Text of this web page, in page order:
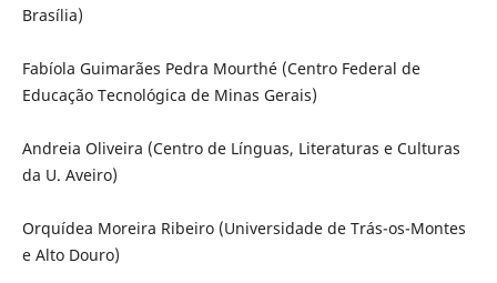
Brasília)
Fabíola Guimarães Pedra Mourthé (Centro Federal de
Educação Tecnológica de Minas Gerais)
Andreia Oliveira (Centro de Línguas, Literaturas e Culturas
da U. Aveiro)
Orquídea Moreira Ribeiro (Universidade de Trás-os-Montes
e Alto Douro)